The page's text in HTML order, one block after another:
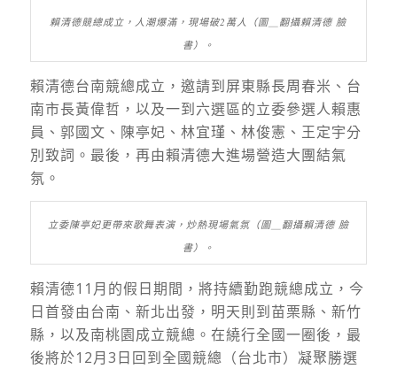
賴清德競總成立，人潮爆滿，現場破2萬人（圖＿翻攝賴清德 臉
書）。
賴清德台南競總成立，邀請到屏東縣長周春米、台
南市長黃偉哲，以及一到六選區的立委參選人賴惠
員、郭國文、陳亭妃、林宜瑾、林俊憲、王定宇分
別致詞。最後，再由賴清德大進場營造大團結氣
氛。
立委陳亭妃更帶來歌舞表演，炒熱現場氣氛（圖＿翻攝賴清德 臉
書）。
賴清德11月的假日期間，將持續勤跑競總成立，今
日首發由台南、新北出發，明天則到苗栗縣、新竹
縣，以及南桃園成立競總。在繞行全國一圈後，最
後將於12月3日回到全國競總（台北市）凝聚勝選